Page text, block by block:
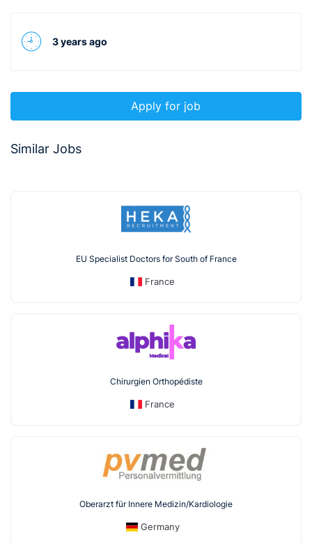
3 years ago
Apply for job
Similar Jobs
EU Specialist Doctors for South of France
France
Chirurgien Orthopédiste
France
Oberarzt für Innere Medizin/Kardiologie
Germany